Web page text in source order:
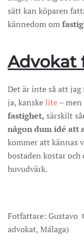
sätt kan köparen
kännedom om
Advokat
Det är inte så att
ja, kanskelite–
fastighet, särskilt
någon dum idé att
kommer att kännas
bostaden kostar och
huvudvärk.
Fotfattare: Gustavo
advokat, Málaga)